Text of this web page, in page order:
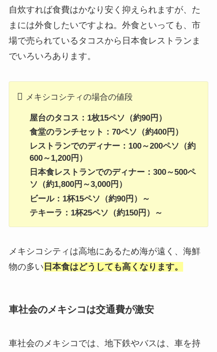
自炊すれば食費はかなり安く抑えられますが、た
まには外食したいですよね。外食といっても、市
場で売られているタコスから日本食レストランま
でいろいろあります。
メキシコシティの場合の値段
屋台のタコス：1枚15ペソ（約90円）
食堂のランチセット：70ペソ（約400円）
レストランでのディナー：100～200ペソ（約
600～1,200円）
日本食レストランでのディナー：300～500ペ
ソ（約1,800円～3,000円）
ビール：1杯15ペソ（約90円）～
テキーラ：1杯25ペソ（約150円）～
メキシコシティは高地にあるため海が遠く、海鮮
物の多い 日本食はどうしても高くなります。
車社会のメキシコは交通費が激安
車社会のメキシコでは、地下鉄やバスは、車を持